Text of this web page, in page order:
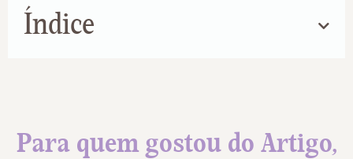
Índice
Para quem gostou do Artigo,